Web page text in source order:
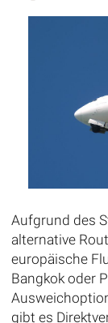
Aufgrund des
alternative
europäische
Bangkok oder
gibt es